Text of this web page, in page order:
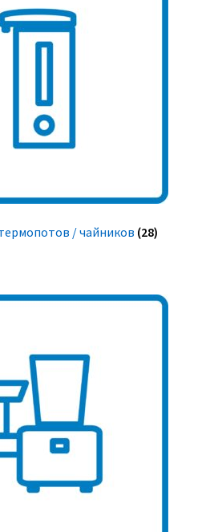
/ чайников (28)